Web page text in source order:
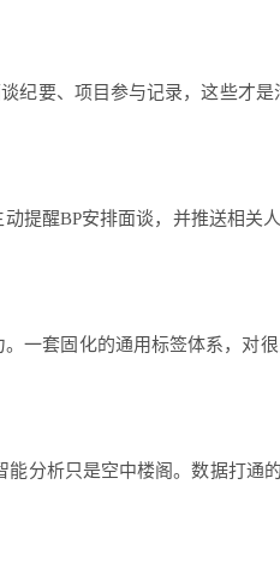
纪要、项目参与记录，这些才是
提醒BP安排面谈，并推送相关
一套固化的通用标签体系，对
分析只是空中楼阁。数据打通